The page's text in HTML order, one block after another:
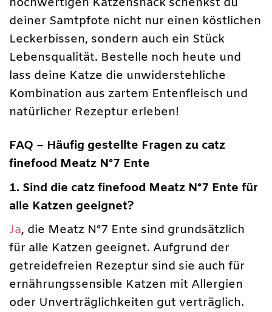
deiner Samtpfote nicht nur einen köstlichen
Leckerbissen, sondern auch ein Stück
Lebensqualität. Bestelle noch heute und
lass deine Katze die unwiderstehliche
Kombination aus zartem Entenfleisch und
natürlicher Rezeptur erleben!
FAQ – Häufig gestellte Fragen zu catz
finefood Meatz N°7 Ente
1. Sind die catz finefood Meatz N°7 Ente für
alle Katzen geeignet?
Ja, die Meatz N°7 Ente sind grundsätzlich
für alle Katzen geeignet. Aufgrund der
getreidefreien Rezeptur sind sie auch für
ernährungssensible Katzen mit Allergien
oder Unverträglichkeiten gut verträglich.